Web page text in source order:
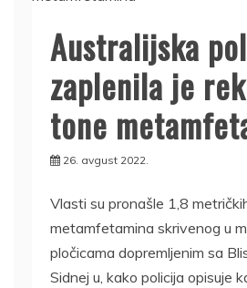
Australijska
zaplenila je
tone
26. avgust 2022.
Vlasti su pronašle 1,8
metamfetamina skrivenog u
pločicama dopremljenim sa
Sidnej u, kako policija opisuje